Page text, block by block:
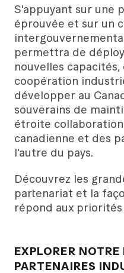
S'appuyant sur une
éprouvée et sur un
permettra de
nouvelles
coopération
développer au
souverains de
étroite
canadienne et des
l'autre du pays.
Découvrez les
partenariat et la
répond aux priorités
EXPLORER NOTRE
PARTENAIRES